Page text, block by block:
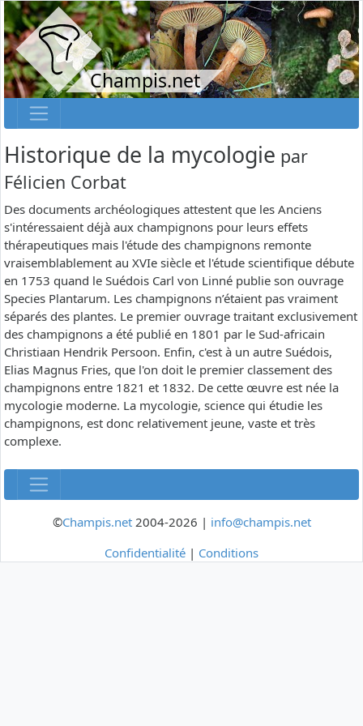
Champis.net
Historique de la mycologie par
Félicien Corbat
Des documents archéologiques attestent que les Anciens
s'intéressaient déjà aux champignons pour leurs effets
thérapeutiques mais l'étude des champignons remonte
vraisemblablement au XVIe siècle et l'étude scientifique débute
en 1753 quand le Suédois Carl von Linné publie son ouvrage
Species Plantarum. Les champignons n’étaient pas vraiment
séparés des plantes. Le premier ouvrage traitant exclusivement
des champignons a été publié en 1801 par le Sud-africain
Christiaan Hendrik Persoon. Enfin, c'est à un autre Suédois,
Elias Magnus Fries, que l'on doit le premier classement des
champignons entre 1821 et 1832. De cette œuvre est née la
mycologie moderne. La mycologie, science qui étudie les
champignons, est donc relativement jeune, vaste et très
complexe.
©Champis.net2004-2026 | info@champis.net
Confidentialité | Conditions